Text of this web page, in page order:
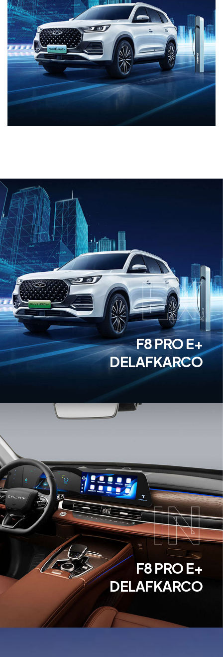
EX
+F8 PRO E
DELAFKARCO
IN
+F8 PRO E
DELAFKARCO